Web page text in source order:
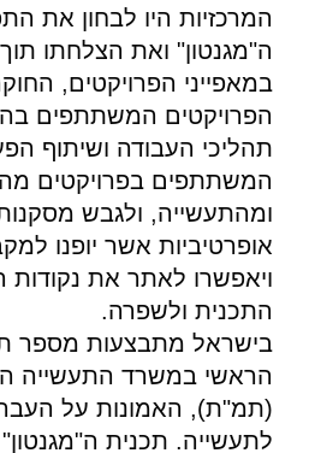
המרכזיות היו לבחון את
ה"מגנטון" ואת הצלחתו
במאפייני הפרויקטים,
הפרויקטים המשתתפים
תהליכי העבודה ושיתוף
המשתתפים בפרויקטים
ומהתעשייה, ולגבש
אופרטיביות אשר יופנו
ויאפשרו לאתר את נקודות
התכנית ולשפרה.
בישראל מתבצעות מספר
הראשי במשרד התעשייה
(תמ"ת), האמונות על
לתעשייה. תכנית